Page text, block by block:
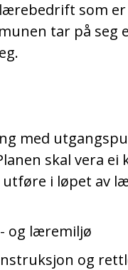
som
tar på seg
med
skal vera
i løpet av
og læremiljø
og